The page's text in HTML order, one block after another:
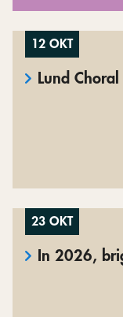
12 OKT
Lund
23 OKT
In 2026,